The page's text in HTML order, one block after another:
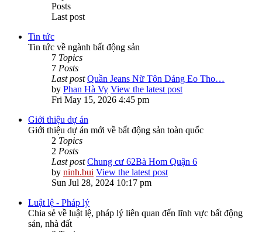
Posts
Last post
Tin tức
Tin tức về ngành bất động sản
7 Topics
7 Posts
Last post Quần Jeans Nữ Tôn Dáng Eo Tho…
by Phan Hà Vy View the latest post
Fri May 15, 2026 4:45 pm
Giới thiệu dự án
Giới thiệu dự án mới về bất động sản toàn quốc
2 Topics
2 Posts
Last post Chung cư 62Bà Hom Quận 6
by ninh.bui View the latest post
Sun Jul 28, 2024 10:17 pm
Luật lệ - Pháp lý
Chia sẻ về luật lệ, pháp lý liên quan đến lĩnh vực bất động
sản, nhà đất